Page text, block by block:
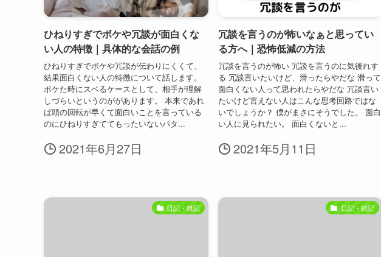
ひねりすぎでボケや冗談が面白くな
い人の特徴｜具体的な会話の例
ひねりすぎでボケや冗談が伝わりにくくて、
結果面白くない人の特徴について話します。
ボケた時にスベるケースとして、相手が理解
しづらいというのががあります。 本来であれ
ば頭の回転が早くて面白いことを言っている
のにひねりすぎててもったいないパタ...
2021年6月27日
冗談を言うのが怖いなぁと思ってい
る方へ｜恐怖低減の方法
冗談を言うのが怖い 冗談を言うのに気後れす
る 冗談言いたいけど、滑ったらやだな 滑って
面白くない人って思われたらやだな 冗談言い
たいけど言えない人はこんな思考回路ではな
いでしょうか？ 僕がまさにそうでした。 面白
い人に見られたい。 面白くないと...
2021年5月11日
日記・雑記 日記・雑記